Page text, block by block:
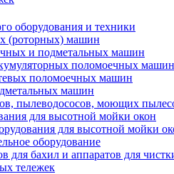
оборудования и техники
(роторных) машин
и подметальных машин
поломоечных машин
поломоечных машин
машин
пылеводососов, моющих
для высотной мойки окон
для высотной мойки
оборудование
для бахил и аппаратов для
тележек